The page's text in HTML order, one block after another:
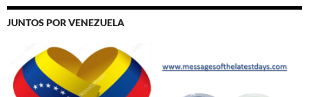
JUNTOS POR VENEZUELA